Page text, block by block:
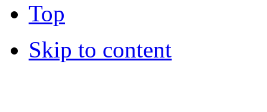
Top
Skip to content